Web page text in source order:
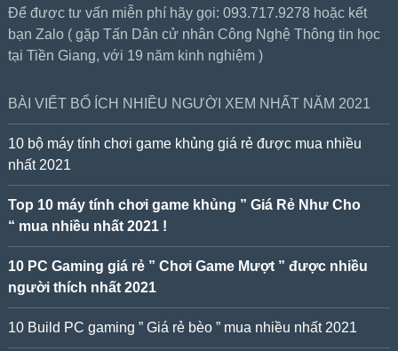
Để được tư vấn miễn phí hãy gọi: 093.717.9278 hoặc kết
bạn Zalo ( gặp Tấn Dân cử nhân Công Nghệ Thông tin học
tại Tiền Giang, với 19 năm kinh nghiệm )
BÀI VIẾT BỔ ÍCH NHIỀU NGƯỜI XEM NHẤT NĂM 2021
10 bộ máy tính chơi game khủng giá rẻ được mua nhiều
nhất 2021
Top 10 máy tính chơi game khủng ” Giá Rẻ Như Cho
“ mua nhiều nhất 2021 !
10 PC Gaming giá rẻ ” Chơi Game Mượt ” được nhiều
người thích nhất 2021
10 Build PC gaming ” Giá rẻ bèo ” mua nhiều nhất 2021